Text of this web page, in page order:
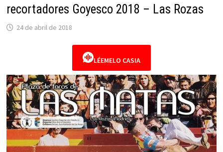
recortadores Goyesco 2018 – Las Rozas
24 de abril de 2018
LÉEMELO CASIA